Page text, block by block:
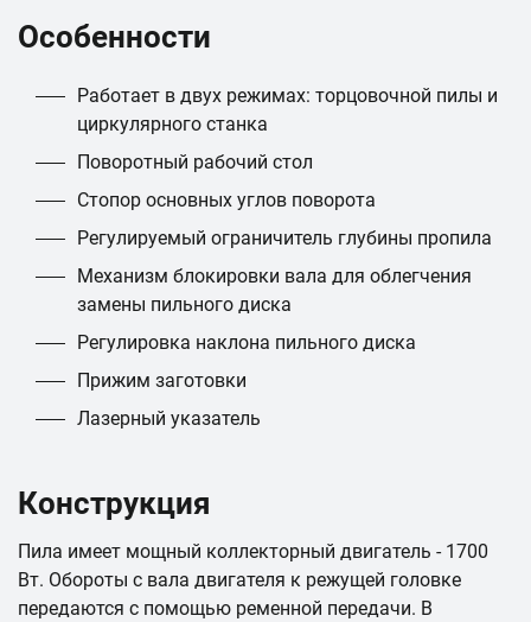
Особенности
Работает в двух режимах: торцовочной пилы и
циркулярного станка
Поворотный рабочий стол
Стопор основных углов поворота
Регулируемый ограничитель глубины пропила
Механизм блокировки вала для облегчения
замены пильного диска
Регулировка наклона пильного диска
Прижим заготовки
Лазерный указатель
Конструкция
Пила имеет мощный коллекторный двигатель - 1700
Вт. Обороты с вала двигателя к режущей головке
передаются с помощью ременной передачи. В